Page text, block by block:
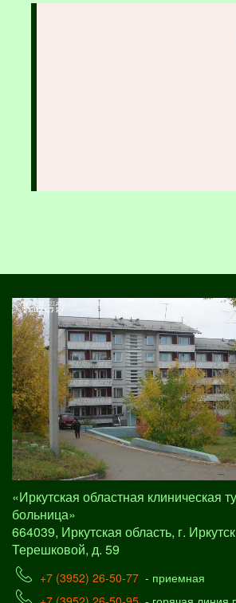
«Иркутская областная клиническая
больница»
664039, Иркутская область, г.
Терешковой, д. 59
+7 (3952) 26-50-77 - приемная